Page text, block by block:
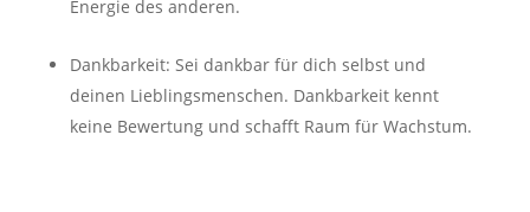
Energie des anderen.
Dankbarkeit: Sei dankbar für dich selbst und
deinen Lieblingsmenschen. Dankbarkeit kennt
keine Bewertung und schafft Raum für Wachstum.